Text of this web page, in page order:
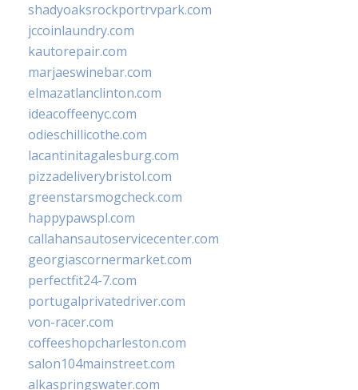
shadyoaksrockportrvpark.com
jccoinlaundry.com
kautorepair.com
marjaeswinebar.com
elmazatlanclinton.com
ideacoffeenyc.com
odieschillicothe.com
lacantinitagalesburg.com
pizzadeliverybristol.com
greenstarsmogcheck.com
happypawspl.com
callahansautoservicecenter.com
georgiascornermarket.com
perfectfit24-7.com
portugalprivatedriver.com
von-racer.com
coffeeshopcharleston.com
salon104mainstreet.com
alkaspringswater.com